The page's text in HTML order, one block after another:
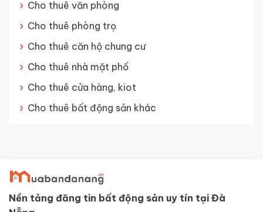
Cho thuê văn phòng
Cho thuê phòng trọ
Cho thuê căn hộ chung cư
Cho thuê nhà mặt phố
Cho thuê cửa hàng, kiot
Cho thuê bất động sản khác
Nền tảng đăng tin bất động sản uy tín tại Đà